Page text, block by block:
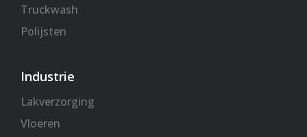
Truckwash
Polijsten
Industrie
Lakverzorging
Vloeren